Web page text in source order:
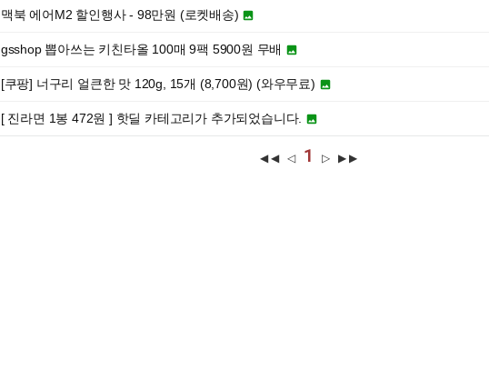
맥북 에어M2 할인행사 - 98만원 (로켓배송) 
gsshop 뽑아쓰는 키친타올 100매 9팩 5900원 무배 
[쿠팡] 너구리 얼큰한 맛 120g, 15개 (8,700원) (와우무료) 
[ 진라면 1봉 472원 ] 핫딜 카테고리가 추가되었습니다. 
◀◀ ◁ 1 ▷ ▶▶